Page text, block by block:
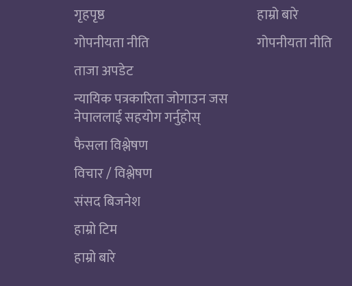
गृहपृष्ठ
गोपनीयता नीति
ताजा अपडेट
न्यायिक पत्रकारिता जोगाउन जस
नेपाललाई सहयोग गर्नुहोस्
फैसला विश्लेषण
विचार / विश्लेषण
संसद बिजनेश
हाम्रो टिम
हाम्रो बारे
हाम्रो बारे
गोपनीयता नीति